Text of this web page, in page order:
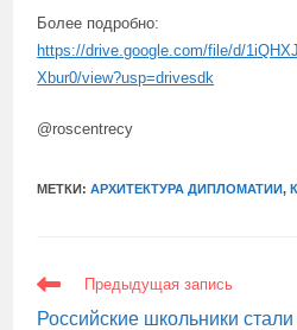
Более подробно:
https://drive.google.com/file/d/
Xbur0/view?usp=drivesdk
@roscentrecy
МЕТКИ:АРХИТЕКТУРА ДИПЛОМАТИИ,
ЕЩЕ
СТАТЬИ
Предыдущая запись
Российские школьники